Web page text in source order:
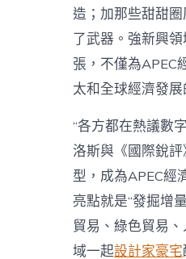
造；加那些甜甜
了武器。強新興
張，不僅為APEC
太和全球經濟發展
“各方都在熱議數
洛斯與《國際銳
型，成為APEC經
亮點就是“發掘增
貿易、綠色貿易
域一起設計家豪宅